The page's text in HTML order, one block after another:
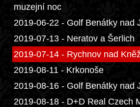
muzejní noc
2019-06-22 - Golf Benátky nad
2019-07-13 - Neratov a Šerlich
2019-07-14 - Rychnov nad
2019-08-11 - Krkonoše
2019-08-16 - Golf Benátky nad
2019-08-18 - D+D Real Czech